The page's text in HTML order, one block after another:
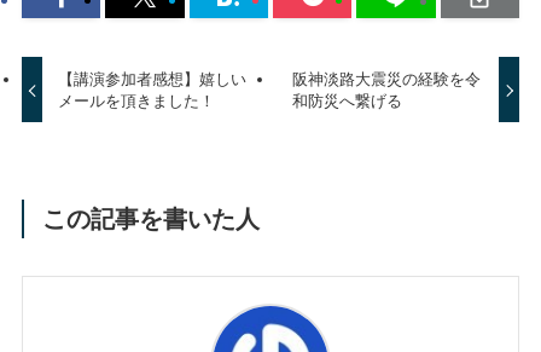
【講演参加者感想】嬉しい
メールを頂きました！
阪神淡路大震災の経験を令
和防災へ繋げる
この記事を書いた人